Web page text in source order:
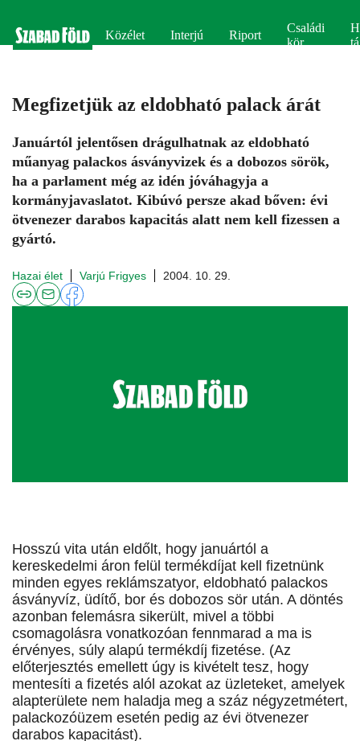
Közélet Interjú Riport
Családi
kör
Megfizetjük az eldobható palack árát
Januártól jelentősen drágulhatnak az eldobható
műanyag palackos ásványvizek és a dobozos sörök,
ha a parlament még az idén jóváhagyja a
kormányjavaslatot. Kibúvó persze akad bőven: évi
ötvenezer darabos kapacitás alatt nem kell fizessen a
gyártó.
Hazai élet Varjú Frigyes 2004. 10. 29.
Hosszú vita után eldőlt, hogy januártól a
kereskedelmi áron felül termékdíjat kell fizetnünk
minden egyes reklámszatyor, eldobható palackos
ásványvíz, üdítő, bor és dobozos sör után. A döntés
azonban felemásra sikerült, mivel a többi
csomagolásra vonatkozóan fennmarad a ma is
érvényes, súly alapú termékdíj fizetése. (Az
előterjesztés emellett úgy is kivételt tesz, hogy
mentesíti a fizetés alól azokat az üzleteket, amelyek
alapterülete nem haladja meg a száz négyzetmétert,
palackozóüzem esetén pedig az évi ötvenezer
darabos kapacitást).